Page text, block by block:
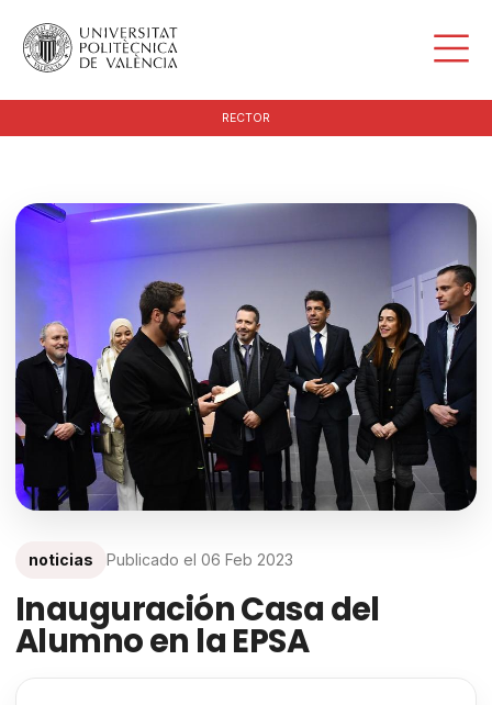
RECTOR
noticias Publicado el 06 Feb 2023
Inauguración Casa del
Alumno en la EPSA